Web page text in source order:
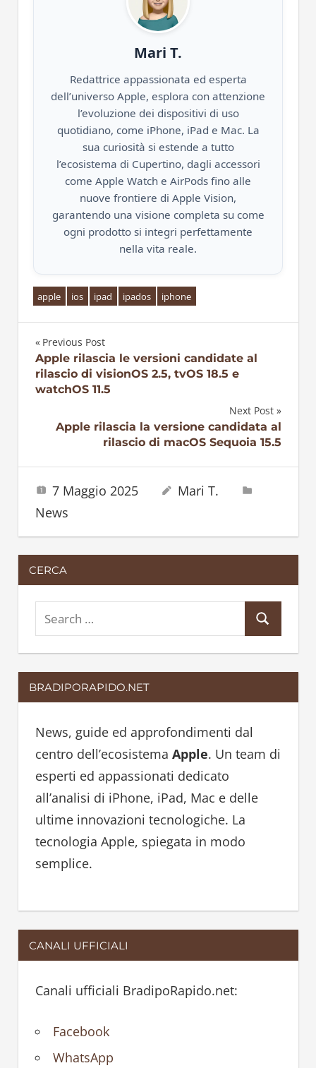
Mari T.
Redattrice appassionata ed esperta
dell’universo Apple, esplora con attenzione
l’evoluzione dei dispositivi di uso
quotidiano, come iPhone, iPad e Mac. La
sua curiosità si estende a tutto
l’ecosistema di Cupertino, dagli accessori
come Apple Watch e AirPods fino alle
nuove frontiere di Apple Vision,
garantendo una visione completa su come
ogni prodotto si integri perfettamente
nella vita reale.
apple ios ipad ipados iphone
Navigazione
articoli
Previous Post
Apple rilascia le versioni candidate al
rilascio di visionOS 2.5, tvOS 18.5 e
watchOS 11.5
Next Post
Apple rilascia la versione candidata al
rilascio di macOS Sequoia 15.5
7 Maggio 2025
Mari T.
News
CERCA
e
a
r
c
e
a
BRADIPORAPIDO.NET
News, guide ed approfondimenti dal
centro dell’ecosistema Apple. Un team di
esperti ed appassionati dedicato
all’analisi di iPhone, iPad, Mac e delle
ultime innovazioni tecnologiche. La
tecnologia Apple, spiegata in modo
semplice.
CANALI UFFICIALI
Canali ufficiali BradipoRapido.net:
Facebook
WhatsApp